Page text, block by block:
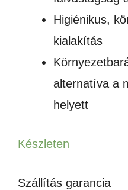
Higiénikus,
kialakítás
alternatíva a
helyett
Készleten
Szállítás garancia